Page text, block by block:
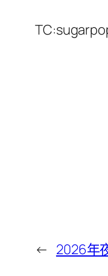
← 2026年